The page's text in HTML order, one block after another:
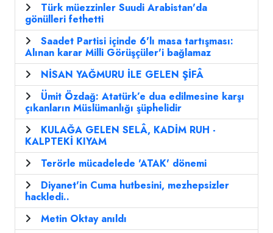
Türk müezzinler Suudi Arabistan'da
gönülleri fethetti
Saadet Partisi içinde 6'lı masa tartışması:
Alınan karar Milli Görüşçüler'i bağlamaz
NİSAN YAĞMURU İLE GELEN ŞİFÂ
Ümit Özdağ: Atatürk’e dua edilmesine karşı
çıkanların Müslümanlığı şüphelidir
KULAĞA GELEN SELÂ, KADİM RUH -
KALPTEKİ KIYAM
Terörle mücadelede 'ATAK' dönemi
Diyanet'in Cuma hutbesini, mezhepsizler
hackledi..
Metin Oktay anıldı